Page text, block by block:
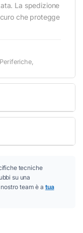
La spedizione
che protegge
Periferiche,
tecniche
su una
team è a tua